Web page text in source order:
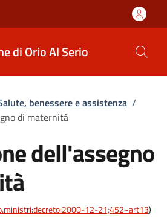
di Orio Al Serio
benessere e assistenza /
di maternità
dell'assegno
12-21;452~art13)